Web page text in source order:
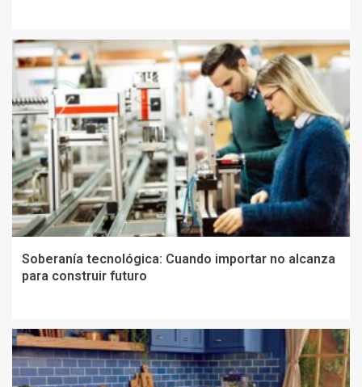
Soberanía tecnológica: Cuando importar no alcanza
para construir futuro